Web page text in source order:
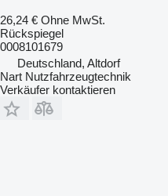
26,24 € Ohne MwSt.
Rückspiegel
0008101679
Deutschland, Altdorf
Nart Nutzfahrzeugtechnik
Verkäufer kontaktieren